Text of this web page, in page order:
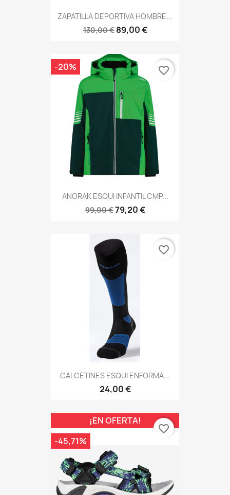
ZAPATILLA DEPORTIVA HOMBRE...
130,00 € 89,00 €
ANORAK ESQUI INFANTIL CMP...
99,00 €79,20 €
-20% favorite_border
CALCETINES ESQUI ENFORMA...
24,00 €
favorite_border
¡EN OFERTA!
-45,71%
favorite_border